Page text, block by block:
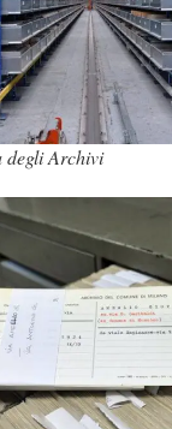
degli Archivi